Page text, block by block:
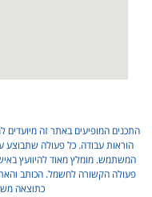
התכנים המופיעים באתר זה מיועדים
הוראות עבודה. כל פעולה
המשתמש. מומלץ מאוד להיוועץ
פעולה הקשורה לחשמל. הכותב
כתוצאה